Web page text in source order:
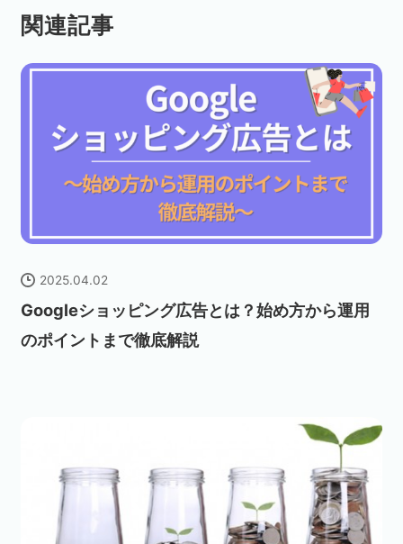
関連記事
2025.04.02
Googleショッピング広告とは？始め方から運用
のポイントまで徹底解説